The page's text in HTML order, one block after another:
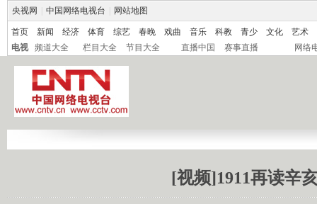
央视网 中国网络电视台 网站地图
首页 新闻 经济 体育 综艺 春晚 戏曲 音乐 科教 青少 文化
艺术
电视
频道大全 栏目大全 节目大全 直播中国 赛事直播 网络
[视频]1911再读辛